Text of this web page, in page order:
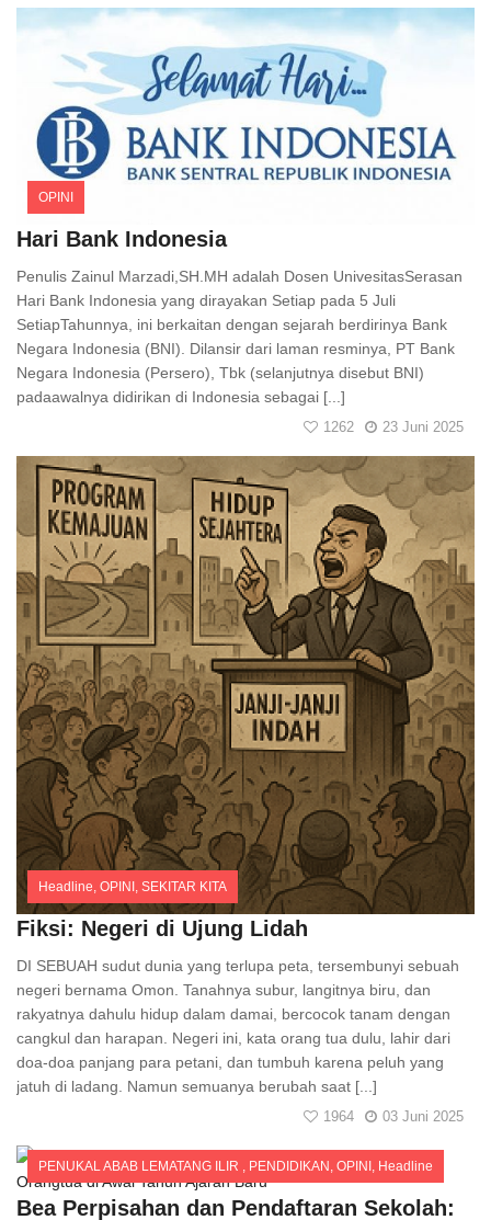
OPINI
Comments
Hari Bank Indonesia
Penulis Zainul Marzadi,SH.MH adalah Dosen UnivesitasSerasan
Hari Bank Indonesia yang dirayakan Setiap pada 5 Juli
SetiapTahunnya, ini berkaitan dengan sejarah berdirinya Bank
Negara Indonesia (BNI). Dilansir dari laman resminya, PT Bank
Negara Indonesia (Persero), Tbk (selanjutnya disebut BNI)
padaawalnya didirikan di Indonesia sebagai [...]
23 Juni 2025
1262
Headline OPINI SEKITAR KITA
Comments
Fiksi: Negeri di Ujung Lidah
DI SEBUAH sudut dunia yang terlupa peta, tersembunyi sebuah
negeri bernama Omon. Tanahnya subur, langitnya biru, dan
rakyatnya dahulu hidup dalam damai, bercocok tanam dengan
cangkul dan harapan. Negeri ini, kata orang tua dulu, lahir dari
doa-doa panjang para petani, dan tumbuh karena peluh yang
jatuh di ladang. Namun semuanya berubah saat [...]
03 Juni 2025
1964
PENUKAL ABAB LEMATANG ILIR PENDIDIKAN OPINI Headline
Comments
Bea Perpisahan dan Pendaftaran Sekolah: